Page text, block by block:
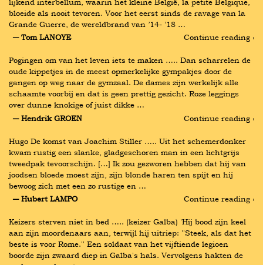
bloeide als nooit tevoren. Voor het eerst sinds de ravage van la
Grande Guerre, de wereldbrand van ’14- ’18 …
― Tom LANOYE
Continue reading ›
Pogingen om van het leven iets te maken ….. Dan scharrelen de
oude kippetjes in de meest opmerkelijke gympakjes door de
gangen op weg naar de gymzaal. De dames zijn werkelijk alle
schaamte voorbij en dat is geen prettig gezicht. Roze leggings
over dunne knokige of juist dikke …
― Hendrik GROEN
Continue reading ›
Hugo De komst van Joachim Stiller ….. Uit het schemerdonker
kwam rustig een slanke, gladgeschoren man in een lichtgrijs
tweedpak tevoorschijn. […] Ik zou gezworen hebben dat hij van
joodsen bloede moest zijn, zijn blonde haren ten spijt en hij
bewoog zich met een zo rustige en …
― Hubert LAMPO
Continue reading ›
Keizers sterven niet in bed ….. (keizer Galba) 'Hij bood zijn keel
aan zijn moordenaars aan, terwijl hij uitriep: ''Steek, als dat het
beste is voor Rome.'' Een soldaat van het vijftiende legioen
boorde zijn zwaard diep in Galba's hals. Vervolgens hakten de